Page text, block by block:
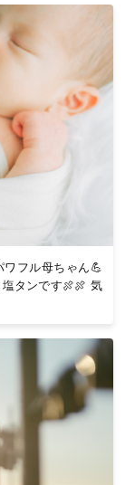
ワフル母ちゃん💪
タンです🍖🍖 気